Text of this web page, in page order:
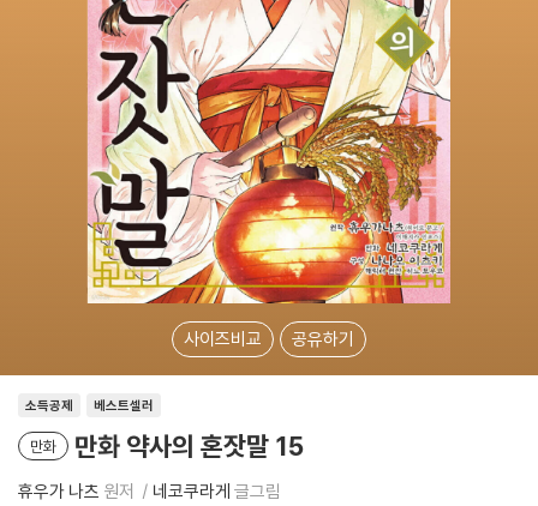
사이즈비교 공유하기
소득공제 베스트셀러
만화 만화 약사의 혼잣말 15
휴우가 나츠 원저 네코쿠라게 글그림